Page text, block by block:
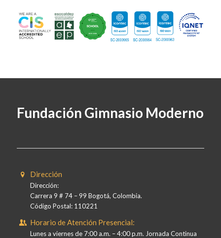
Fundación Gimnasio Moderno
Dirección
Dirección:
Carrera 9 # 74 – 99 Bogotá, Colombia.
Código Postal: 110221
Horario de Atención Presencial:
Lunes a viernes de 7:00 a.m. – 4:00 p.m. Jornada Continua